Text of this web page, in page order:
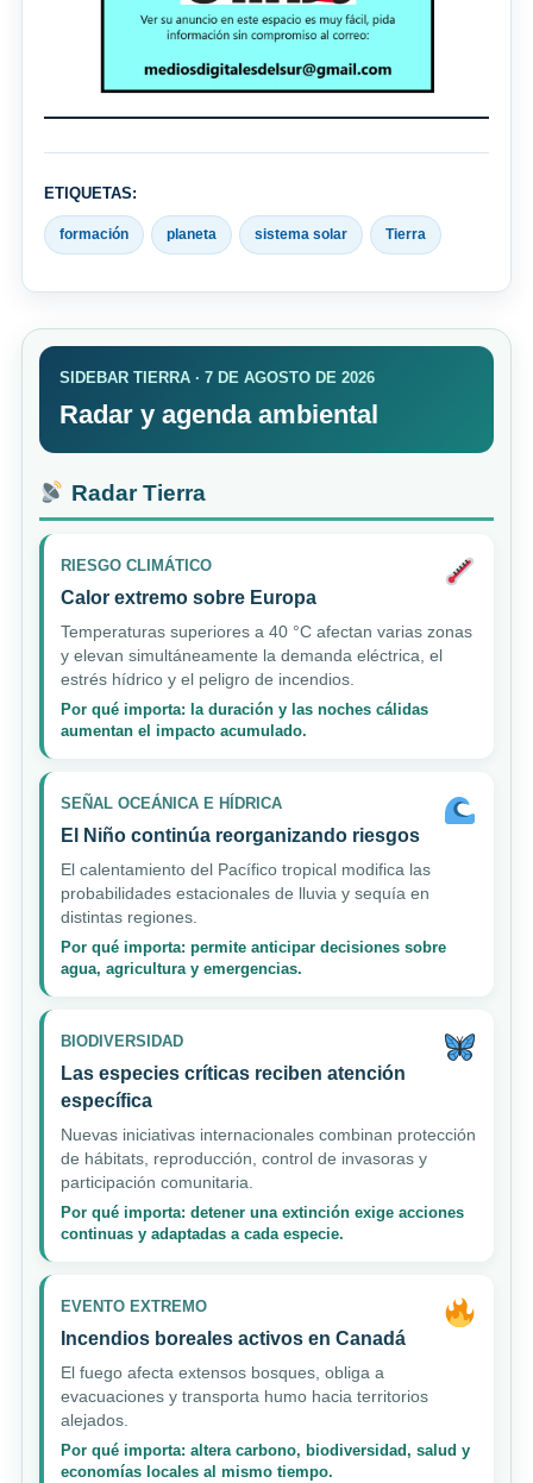
ETIQUETAS:
formación planeta sistema solar Tierra
SIDEBAR TIERRA · 7 DE AGOSTO DE 2026
Radar y agenda ambiental
Radar Tierra
RIESGO CLIMÁTICO
Calor extremo sobre Europa
Temperaturas superiores a 40 °C afectan varias zonas
y elevan simultáneamente la demanda eléctrica, el
estrés hídrico y el peligro de incendios.
Por qué importa: la duración y las noches cálidas
aumentan el impacto acumulado.
SEÑAL OCEÁNICA E HÍDRICA
El Niño continúa reorganizando riesgos
El calentamiento del Pacífico tropical modifica las
probabilidades estacionales de lluvia y sequía en
distintas regiones.
Por qué importa: permite anticipar decisiones sobre
agua, agricultura y emergencias.
BIODIVERSIDAD
Las especies críticas reciben atención
específica
Nuevas iniciativas internacionales combinan protección
de hábitats, reproducción, control de invasoras y
participación comunitaria.
Por qué importa: detener una extinción exige acciones
continuas y adaptadas a cada especie.
EVENTO EXTREMO
Incendios boreales activos en Canadá
El fuego afecta extensos bosques, obliga a
evacuaciones y transporta humo hacia territorios
alejados.
Por qué importa: altera carbono, biodiversidad, salud y
economías locales al mismo tiempo.